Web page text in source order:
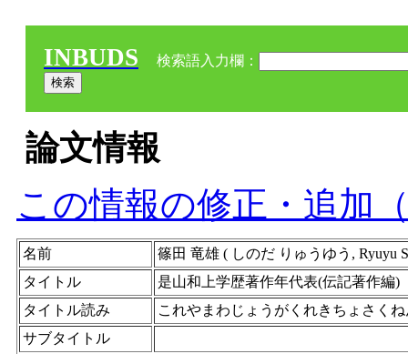
INBUDS 検索語入力欄：
論文情報
この情報の修正・追加
名前
篠田 竜雄 ( しのだ りゅうゆう, Ryuyu
タイトル
是山和上学歴著作年代表(伝記著作編)
タイトル読み
これやまわじょうがくれきちょさく
サブタイトル